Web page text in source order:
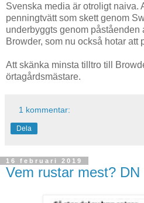
Svenska media är otroligt naiva.
penningtvätt som skett genom
underbyggts genom påståenden
Browder, som nu också hotar att
Att skänka minsta tilltro till
örtagårdsmästare.
1 kommentar:
Dela
16 februari 2019
Vem rustar mest?